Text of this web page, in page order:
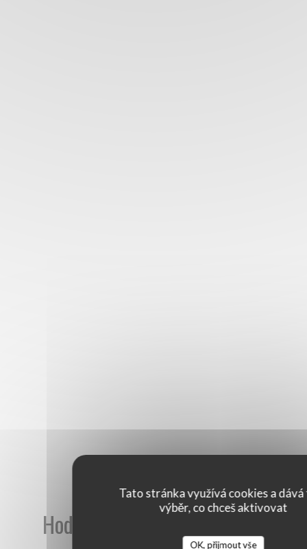
Tato stránka využívá cookies a dává
výběr, co chceš aktivovat
OK, přijmout vše
Hodnocení našich zákazníků